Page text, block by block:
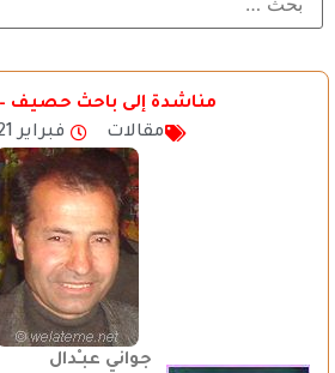
مناشدة إلى باحث حصيف –
مقالات
فبراير 21, 2008
جواني عبـْدال